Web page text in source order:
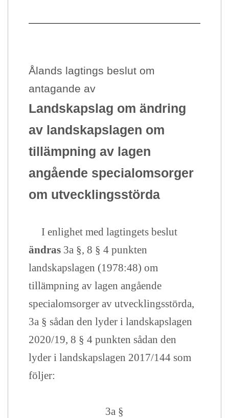
Ålands lagtings beslut om
antagande av
Landskapslag om ändring
av landskapslagen om
tillämpning av lagen
angående specialomsorger
om utvecklingsstörda
I enlighet med lagtingets beslut
ändras 3a §, 8 § 4 punkten
landskapslagen (1978:48) om
tillämpning av lagen angående
specialomsorger av utvecklingsstörda,
3a § sådan den lyder i landskapslagen
2020/19, 8 § 4 punkten sådan den
lyder i landskapslagen 2017/144 som
följer:
3a §